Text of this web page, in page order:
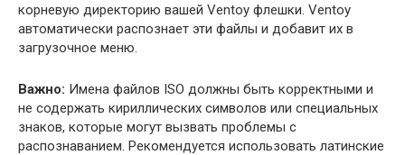
корневую директорию вашей Ventoy флешки. Ventoy
автоматически распознает эти файлы и добавит их в
загрузочное меню.
Важно: Имена файлов ISO должны быть корректными и
не содержать кириллических символов или специальных
знаков, которые могут вызвать проблемы с
распознаванием. Рекомендуется использовать латинские